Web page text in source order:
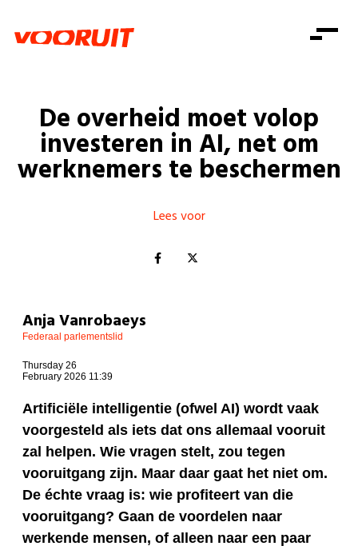
Zorg
Gelijke kansen
Consumentenbescherming
Pensioenen
Onze mensen
Standpunten
Doe mee
Doe mee
Word lid
Mis niets
Shop
Doe mee
De overheid moet volop
investeren in AI, net om
werknemers te beschermen
Lees voor
Anja Vanrobaeys
Federaal parlementslid
Thursday 26
February 2026 11:39
Artificiële intelligentie (ofwel AI) wordt vaak
voorgesteld als iets dat ons allemaal vooruit
zal helpen. Wie vragen stelt, zou tegen
vooruitgang zijn. Maar daar gaat het niet om.
De échte vraag is: wie profiteert van die
vooruitgang? Gaan de voordelen naar
werkende mensen, of alleen naar een paar